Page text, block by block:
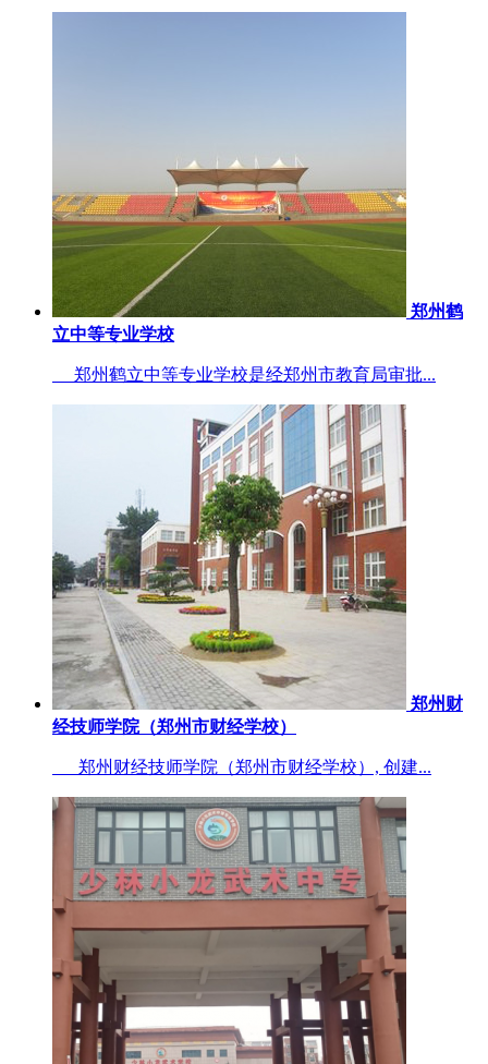
郑州鹤
立中等专业学校
郑州鹤立中等专业学校是经郑州市教育局审批...
郑州财
经技师学院（郑州市财经学校）
郑州财经技师学院（郑州市财经学校）, 创建...